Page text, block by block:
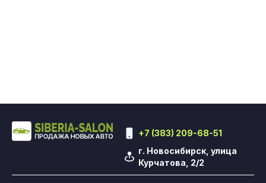
+7 (383) 209-68-51
г. Новосибирск, улица
Курчатова, 2/2